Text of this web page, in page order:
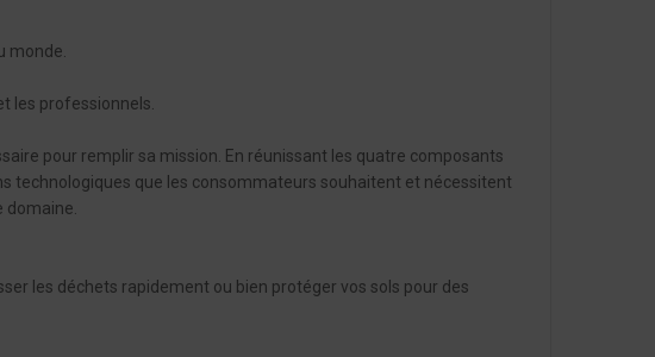
monde.
les professionnels.
pour remplir sa mission. En réunissant les quatre composants
technologiques que les consommateurs souhaitent et nécessitent
domaine.
les déchets rapidement ou bien protéger vos sols pour des